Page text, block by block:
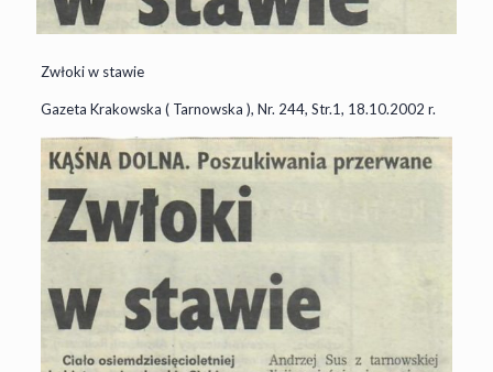
Zwłoki w stawie
Gazeta Krakowska ( Tarnowska ), Nr. 244, Str.1, 18.10.2002 r.